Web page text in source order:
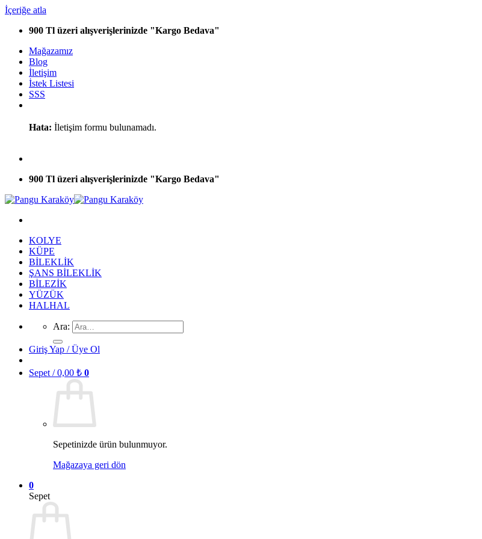
İçeriğe atla
900 Tl üzeri alışverişlerinizde "Kargo Bedava"
Mağazamız
Blog
İletişim
İstek Listesi
SSS
Hata: İletişim formu bulunamadı.
900 Tl üzeri alışverişlerinizde "Kargo Bedava"
KOLYE
KÜPE
BİLEKLİK
ŞANS BİLEKLİK
BİLEZİK
YÜZÜK
HALHAL
Ara:
Giriş Yap / Üye Ol
Sepet /0,00 ₺ 0
Sepetinizde ürün bulunmuyor.
Mağazaya geri dön
0
Sepet